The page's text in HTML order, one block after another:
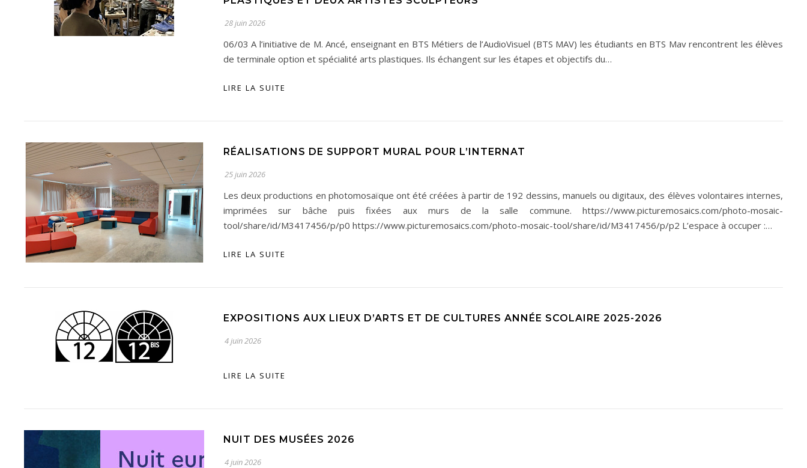
28 juin 2026
06/03 A l’initiative de M. Ancé, enseignant en BTS Métiers de l’AudioVisuel (BTS MAV) les étudiants en BTS Mav rencontrent les élèves
de terminale option et spécialité arts plastiques. Ils échangent sur les étapes et objectifs du…
LIRE LA SUITE
RÉALISATIONS DE SUPPORT MURAL POUR L’INTERNAT
25 juin 2026
Les deux productions en photomosaïque ont été créées à partir de 192 dessins, manuels ou digitaux, des élèves volontaires internes,
imprimées sur bâche puis fixées aux murs de la salle commune. https://www.picturemosaics.com/photo-mosaic-
tool/share/id/M3417456/p/p0 https://www.picturemosaics.com/photo-mosaic-tool/share/id/M3417456/p/p2 L’espace à occuper :…
LIRE LA SUITE
EXPOSITIONS AUX LIEUX D’ARTS ET DE CULTURES ANNÉE SCOLAIRE 2025-2026
4 juin 2026
LIRE LA SUITE
NUIT DES MUSÉES 2026
4 juin 2026